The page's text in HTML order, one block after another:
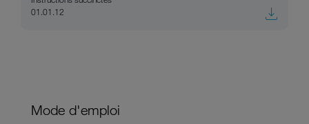
01.01.12
Mode d'emploi